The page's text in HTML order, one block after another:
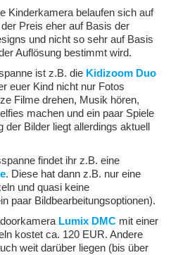
Kinderkamera belaufen sich auf
Preis eher auf Basis der
und nicht so sehr auf Basis
Auflösung bestimmt wird.
ist z.B. die Kidizoom Duo
euer Kind nicht nur Fotos
Filme drehen, Musik hören,
machen und ein paar Spiele
Bilder liegt allerdings aktuell
findet ihr z.B. eine
. Diese hat dann z.B. nur eine
und quasi keine
paar Bildbearbeitungsoptionen).
Lumix DMC mit einer
kostet ca. 120 EUR. Andere
weit darüber liegen (bis über